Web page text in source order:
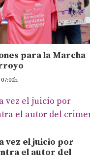
para la Marcha
vez el juicio por
el autor del